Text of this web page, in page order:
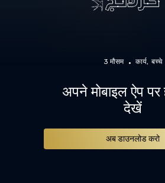
3 मौसम कार्य बच्चे
अपने मोबाइल ऐप पर
देखें
अब डाउनलोड करो